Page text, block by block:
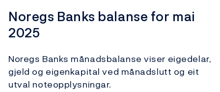
Noregs Banks balanse for mai
2025
Noregs Banks månadsbalanse viser eigedelar,
gjeld og eigenkapital ved månadslutt og eit
utval noteopplysningar.